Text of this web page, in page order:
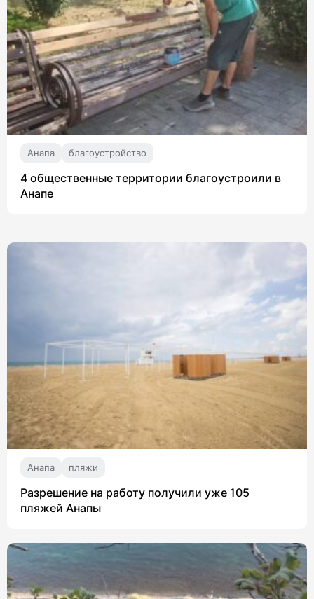
Анапа благоустройство
4 общественные территории благоустроили в
Анапе
Анапа пляжи
Разрешение на работу получили уже 105
пляжей Анапы